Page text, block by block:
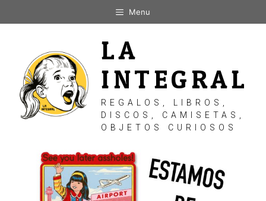
al
Menu
LA
INTEGRAL
REGALOS, LIBROS,
DISCOS, CAMISETAS,
OBJETOS CURIOSOS